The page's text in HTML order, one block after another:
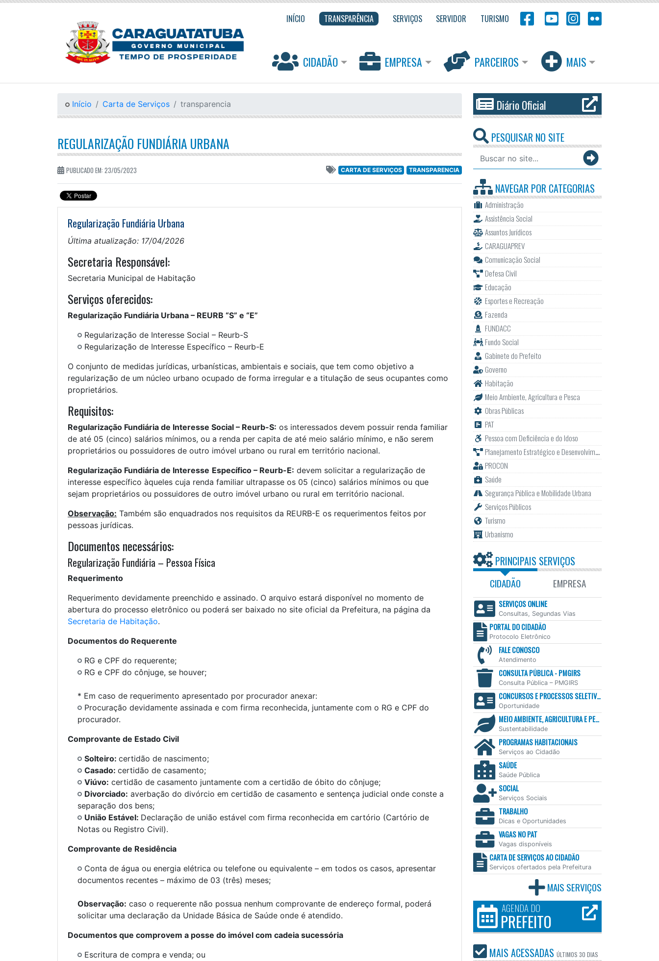
INÍCIO TRANSPARÊNCIA SERVIÇOS SERVIDOR TURISMO
CIDADÃO EMPRESA PARCEIROS MAIS
Início Carta de Serviços transparencia
REGULARIZAÇÃO FUNDIÁRIA URBANA
PUBLICADO EM: 23/05/2023 CARTA DE SERVIÇOS TRANSPARENCIA
Regularização Fundiária Urbana
Última atualização: 17/04/2026
Secretaria Responsável:
Secretaria Municipal de Habitação
Serviços oferecidos:
Regularização Fundiária Urbana – REURB “S” e “E”
Regularização de Interesse Social – Reurb-S
Regularização de Interesse Específico – Reurb-E
O conjunto de medidas jurídicas, urbanísticas, ambientais e sociais, que tem como objetivo a
regularização de um núcleo urbano ocupado de forma irregular e a titulação de seus ocupantes como
proprietários.
Requisitos:
Regularização Fundiária de Interesse Social – Reurb-S: os interessados devem possuir renda familiar
de até 05 (cinco) salários mínimos, ou a renda per capita de até meio salário mínimo, e não serem
proprietários ou possuidores de outro imóvel urbano ou rural em território nacional.
Regularização Fundiária de Interesse Específico – Reurb-E: devem solicitar a regularização de
interesse específico àqueles cuja renda familiar ultrapasse os 05 (cinco) salários mínimos ou que
sejam proprietários ou possuidores de outro imóvel urbano ou rural em território nacional.
Observação: Também são enquadrados nos requisitos da REURB-E os requerimentos feitos por
pessoas jurídicas.
Documentos necessários:
Regularização Fundiária – Pessoa Física
Requerimento
Requerimento devidamente preenchido e assinado. O arquivo estará disponível no momento de
abertura do processo eletrônico ou poderá ser baixado no site oficial da Prefeitura, na página da
Secretaria de Habitação.
Documentos do Requerente
RG e CPF do requerente;
RG e CPF do cônjuge, se houver;
* Em caso de requerimento apresentado por procurador anexar:
Procuração devidamente assinada e com firma reconhecida, juntamente com o RG e CPF do
procurador.
Comprovante de Estado Civil
Solteiro: certidão de nascimento;
Casado: certidão de casamento;
Viúvo: certidão de casamento juntamente com a certidão de óbito do cônjuge;
Divorciado: averbação do divórcio em certidão de casamento e sentença judicial onde conste a
separação dos bens;
União Estável: Declaração de união estável com firma reconhecida em cartório (Cartório de
Notas ou Registro Civil).
Comprovante de Residência
Conta de água ou energia elétrica ou telefone ou equivalente – em todos os casos, apresentar
documentos recentes – máximo de 03 (três) meses;
Observação: caso o requerente não possua nenhum comprovante de endereço formal, poderá
solicitar uma declaração da Unidade Básica de Saúde onde é atendido.
Documentos que comprovem a posse do imóvel com cadeia sucessória
Escritura de compra e venda; ou
Diário Oficial
PESQUISAR NO SITE
NAVEGAR PORCATEGORIAS
Administração
Assistência Social
Assuntos Jurídicos
CARAGUAPREV
Comunicação Social
Defesa Civil
Educação
Esportes e Recreação
Fazenda
FUNDACC
Fundo Social
Gabinete do Prefeito
Governo
Habitação
Meio Ambiente, Agricultura e Pesca
Obras Públicas
PAT
Pessoa com Deficiência e do Idoso
Planejamento Estratégico e Desenvolvimento
PROCON
Saúde
Segurança Pública e Mobilidade Urbana
Serviços Públicos
Turismo
Urbanismo
PRINCIPAIS SERVIÇOS
CIDADÃO EMPRESA
SERVIÇOS ONLINE
Consultas, Segundas Vias
PORTAL DO CIDADÃO
Protocolo Eletrônico
FALE CONOSCO
Atendimento
CONSULTA PÚBLICA - PMGIRS
Consulta Pública – PMGIRS
CONCURSOS E PROCESSOS SELETIVOS
Oportunidade
MEIO AMBIENTE, AGRICULTURA E PESCA
Sustentabilidade
PROGRAMAS HABITACIONAIS
Serviços ao Cidadão
SAÚDE
Saúde Pública
SOCIAL
Serviços Sociais
TRABALHO
Dicas e Oportunidades
VAGAS NO PAT
Vagas disponíveis
CARTA DE SERVIÇOS AO CIDADÃO
Serviços ofertados pela Prefeitura
MAIS SERVIÇOS
AGENDA DO
PREFEITO
MAIS ACESSADAS ÚLTIMOS 30 DIAS